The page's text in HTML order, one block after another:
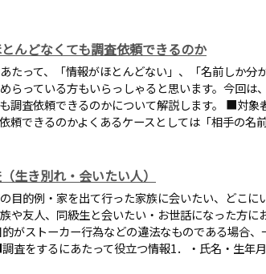
んどなくても調査依頼できるのか
たって、「情報がほとんどない」、「名前しか分
らっている方もいらっしゃると思います。今回は
調査依頼できるのかについて解説します。 ■対象
頼できるのかよくあるケースとしては「相手の名
生き別れ・会いたい人）
目的例・家を出て行った家族に会いたい、どこに
や友人、同級生と会いたい・お世話になった方に
ストーカー行為などの違法なものである場合、
査をするにあたって役立つ情報1．・氏名・生年